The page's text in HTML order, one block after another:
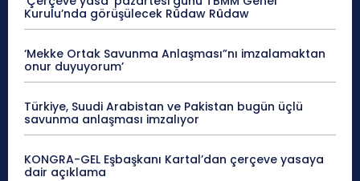
Kurulu’nda görüşülecek Rûdaw Rûdaw
‘Mekke Ortak Savunma Anlaşması”nı imzalamaktan
onur duyuyorum’
Türkiye, Suudi Arabistan ve Pakistan bugün üçlü
savunma anlaşması imzalıyor
KONGRA-GEL Eşbaşkanı Kartal’dan çerçeve yasaya
dair açıklama